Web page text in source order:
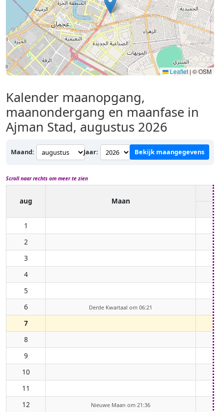
Leaflet | © OSM
Kalender maanopgang,
maanondergang en maanfase in
Ajman Stad, augustus 2026
Maand: Jaar: Bekijk maangegevens
Scroll naar rechts om meer te zien
aug Maan
1
2
3
4
5
6
Derde Kwartaal om 06:21
7
8
9
10
11
12
Nieuwe Maan om 21:36